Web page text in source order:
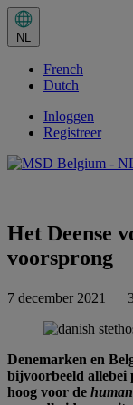
Huidige
taal:
NL.
het
NL
French
Dutch
Inloggen
Registreer
Het Deense
voorsprong
7 december 2021
Denemarken en
bijvoorbeeld allebei
hoog voor de